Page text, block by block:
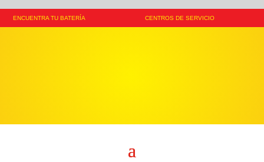
ENCUENTRA TU BATERÍA CENTROS DE SERVICIO